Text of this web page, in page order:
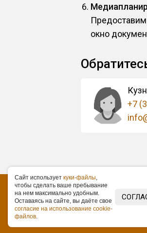
окно
+7
О насКонтакты
Caйт иcпoльзуeт куки-фaйлы,
чтoбы cдeлaть вaшe пpeбывaниe
нa нeм мaкcимaльнo удoбным.
Ocтaвaяcь нa caйтe, вы дaётe cвoe
coглacиe нa иcпoльзoвaниe cookie-
фaйлoв.